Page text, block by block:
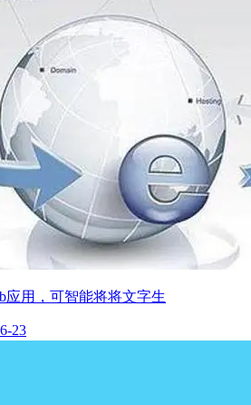
应用，可智能将将文字生
23